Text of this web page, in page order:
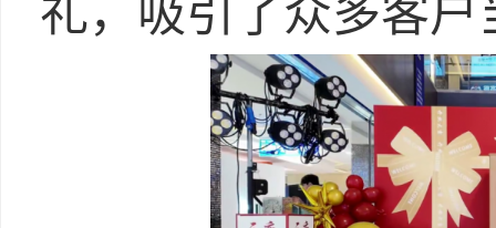
礼，吸引了众多客户